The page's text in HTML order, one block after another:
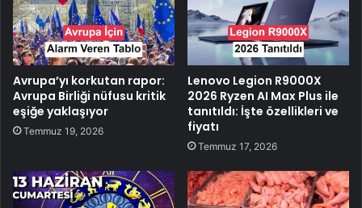
Avrupa’yı korkutan rapor:
Avrupa Birliği nüfusu kritik
eşiğe yaklaşıyor
Temmuz 19, 2026
Lenovo Legion R9000X
2026 Ryzen AI Max Plus ile
tanıtıldı: İşte özellikleri ve
fiyatı
Temmuz 17, 2026